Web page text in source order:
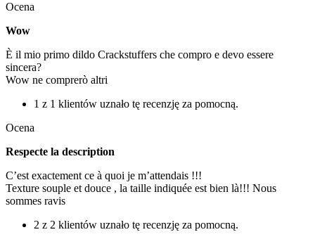
Ocena
Wow
È il mio primo dildo Crackstuffers che compro e devo essere
sincera?
Wow ne comprerò altri
1 z 1 klientów uznało tę recenzję za pomocną.
Ocena
Respecte la description
C’est exactement ce à quoi je m’attendais !!!
Texture souple et douce , la taille indiquée est bien là!!! Nous
sommes ravis
2 z 2 klientów uznało tę recenzję za pomocną.